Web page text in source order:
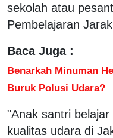
sekolah atau
Pembelajaran
Baca Juga :
Benarkah Minuman
Buruk Polusi Udara?
"Anak santri
kualitas udara di